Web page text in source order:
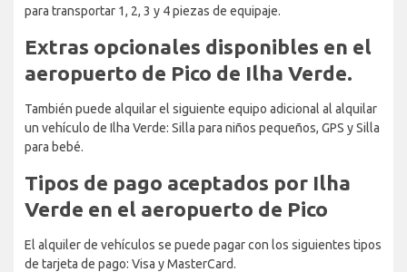
para transportar 1, 2, 3 y 4 piezas de equipaje.
Extras opcionales disponibles en el
aeropuerto de Pico de Ilha Verde.
También puede alquilar el siguiente equipo adicional al alquilar
un vehículo de Ilha Verde: Silla para niños pequeños, GPS y Silla
para bebé.
Tipos de pago aceptados por Ilha
Verde en el aeropuerto de Pico
El alquiler de vehículos se puede pagar con los siguientes tipos
de tarjeta de pago: Visa y MasterCard.